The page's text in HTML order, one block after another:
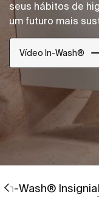
seus hábitos de
um futuro mais
Vídeo In-Wash®
Ir para
In-Wash® Insignia